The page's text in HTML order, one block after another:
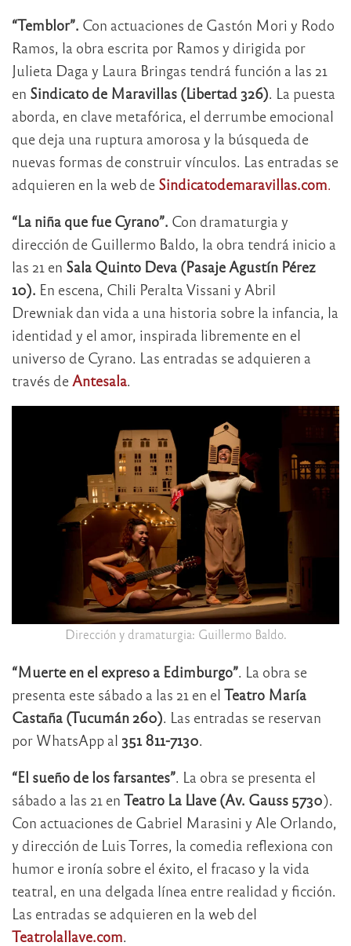
“Temblor”. Con actuaciones de Gastón Mori y Rodo
Ramos, la obra escrita por Ramos y dirigida por
Julieta Daga y Laura Bringas tendrá función a las 21
en Sindicato de Maravillas (Libertad 326). La puesta
aborda, en clave metafórica, el derrumbe emocional
que deja una ruptura amorosa y la búsqueda de
nuevas formas de construir vínculos. Las entradas se
adquieren en la web de Sindicatodemaravillas.com.
“La niña que fue Cyrano”. Con dramaturgia y
dirección de Guillermo Baldo, la obra tendrá inicio a
las 21 en Sala Quinto Deva (Pasaje Agustín Pérez
10). En escena, Chili Peralta Vissani y Abril
Drewniak dan vida a una historia sobre la infancia, la
identidad y el amor, inspirada libremente en el
universo de Cyrano. Las entradas se adquieren a
través de Antesala.
Dirección y dramaturgia: Guillermo Baldo.
“Muerte en el expreso a Edimburgo”. La obra se
presenta este sábado a las 21 en el Teatro María
Castaña (Tucumán 260). Las entradas se reservan
por WhatsApp al 351 811-7130.
“El sueño de los farsantes”. La obra se presenta el
sábado a las 21 en Teatro La Llave (Av. Gauss 5730).
Con actuaciones de Gabriel Marasini y Ale Orlando,
y dirección de Luis Torres, la comedia reflexiona con
humor e ironía sobre el éxito, el fracaso y la vida
teatral, en una delgada línea entre realidad y ficción.
Las entradas se adquieren en la web del
Teatrolallave.com.